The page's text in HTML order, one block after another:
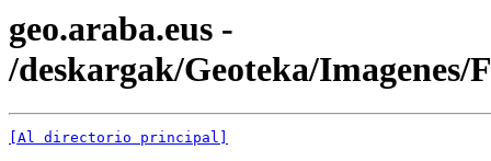
geo.araba.eus -
/deskargak/Geoteka/Imagenes/
[Al directorio principal]